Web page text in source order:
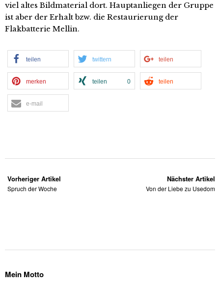
viel altes Bildmaterial dort. Hauptanliegen der Gruppe
ist aber der Erhalt bzw. die Restaurierung der
Flakbatterie Mellin.
teilen twittern teilen
merken teilen 0 teilen
e-mail
Vorheriger Artikel
Spruch der Woche
Nächster Artikel
Von der Liebe zu Usedom
Mein Motto